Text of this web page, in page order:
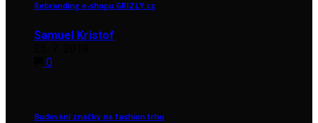
Rebranding e-shopu GRIZLY.cz
Samuel Kristof
0
Budování značky na fashion trhu